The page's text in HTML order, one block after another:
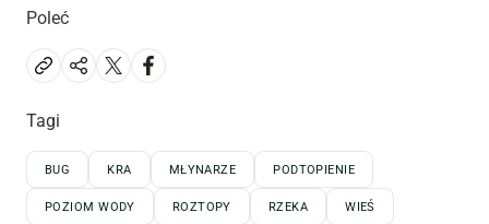
Poleć
Tagi
BUG KRA MŁYNARZE PODTOPIENIE
POZIOM WODY ROZTOPY RZEKA WIEŚ